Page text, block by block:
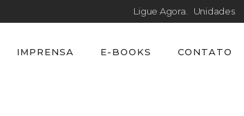
Ligue Agora. Unidades
IMPRENSA E-BOOKS CONTATO